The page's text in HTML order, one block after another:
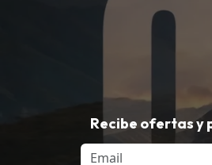
Recibe ofertas y
Email